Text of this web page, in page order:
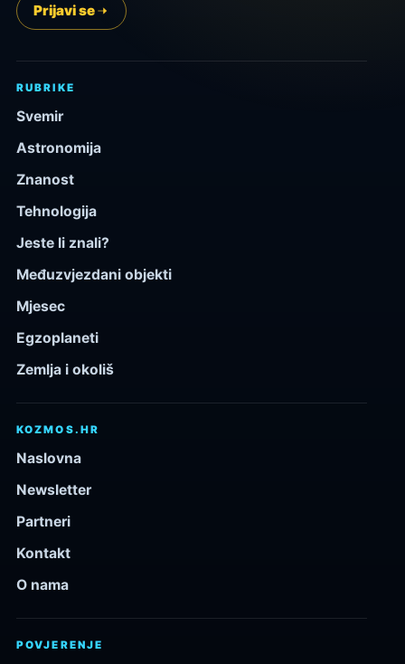
Prijavi se
RUBRIKE
Svemir
Astronomija
Znanost
Tehnologija
Jeste li znali?
Međuzvjezdani objekti
Mjesec
Egzoplaneti
Zemlja i okoliš
KOZMOS.HR
Naslovna
Newsletter
Partneri
Kontakt
O nama
POVJERENJE